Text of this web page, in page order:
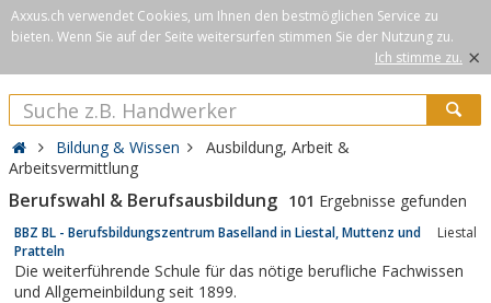
Axxus.ch verwendet Cookies, um Ihnen den bestmöglichen Service zu
bieten. Wenn Sie auf der Seite weitersurfen stimmen Sie der Nutzung zu.
Ich stimme zu. ×
Bildung & Wissen
Ausbildung, Arbeit &
Arbeitsvermittlung
Berufswahl & Berufsausbildung 101 Ergebnisse gefunden
BBZ BL - Berufsbildungszentrum Baselland in Liestal, Muttenz und
Pratteln
Liestal
Die weiterführende Schule für das nötige berufliche Fachwissen
und Allgemeinbildung seit 1899.